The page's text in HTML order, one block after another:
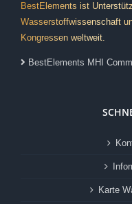
BestElements ist
Wasserstoffwissenschaft
Kongressen weltweit.
BestElements MHI
Karte